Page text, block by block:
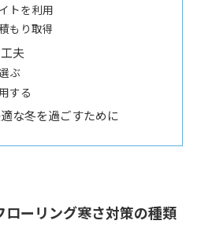
トを利用
もり取得
夫
ぶ
する
な冬を過ごすために
ーリング寒さ対策の種類